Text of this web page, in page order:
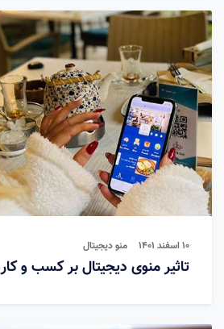
10 اسفند 1401 منو دیجیتال
تاثیر منوی دیجیتال بر کسب و کار